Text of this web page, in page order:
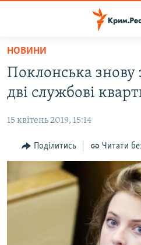
Перейти
основного
матеріалу
до
навігації
Перейти
пошуку
ВІДЕО ТА ФОТО
ПОЛІТИКА
БЛОГИ
ПОГЛЯД
ІНТЕРВ'Ю
СПЕЦПРОЕКТИ
НОВИНИ
Поклонська знову
дві службові
15 квітень 2019, 15:14
Поділитись Читати